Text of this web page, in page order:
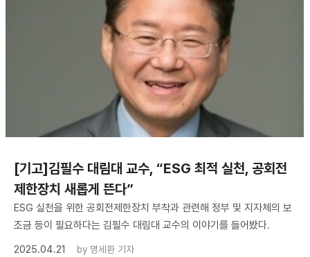
[기고]김필수 대림대 교수, “ESG 최적 실천, 공회전
제한장치 새롭게 뜬다”
ESG 실천을 위한 공회전제한장치 부착과 관련해 정부 및 지자체의 보
조금 등이 필요하다는 김필수 대림대 교수의 이야기를 들어봤다.
2025.04.21
by 명세환 기자